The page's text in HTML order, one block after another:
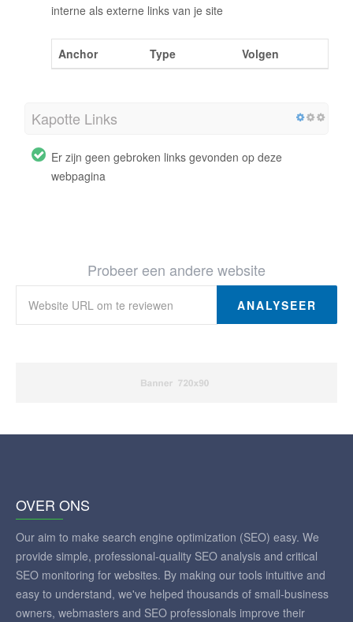
interne als externe links van je site
Anchor Type Volgen
Kapotte Links
Er zijn geen gebroken links gevonden op deze
webpagina
Probeer een andere website
ANALYSEER
OVER ONS
Our aim to make search engine optimization (SEO) easy. We
provide simple, professional-quality SEO analysis and critical
SEO monitoring for websites. By making our tools intuitive and
easy to understand, we've helped thousands of small-business
owners, webmasters and SEO professionals improve their